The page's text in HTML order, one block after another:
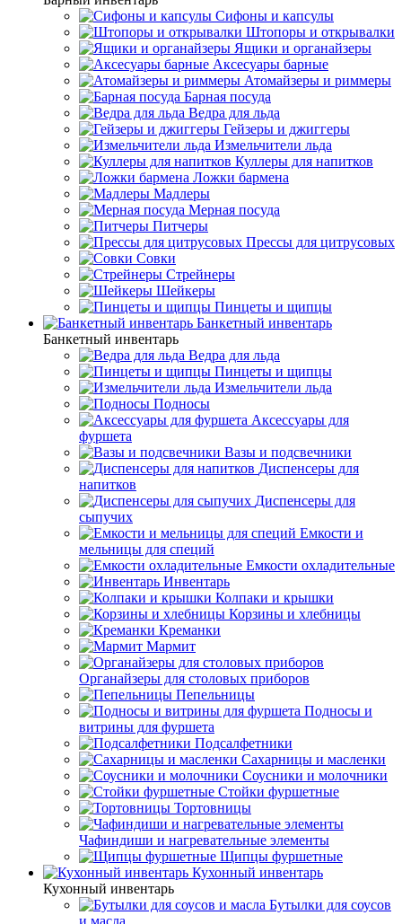
Сифоны и капсулы
Штопоры и открывалки
Ящики и органайзеры
Аксесуары барные
Атомайзеры и риммеры
Барная посуда
Ведра для льда
Гейзеры и джиггеры
Измельчители льда
Куллеры для напитков
Ложки бармена
Мадлеры
Мерная посуда
Питчеры
Прессы для цитрусовых
Совки
Стрейнеры
Шейкеры
Пинцеты и щипцы
Банкетный инвентарь
Банкетный инвентарь
Ведра для льда
Пинцеты и щипцы
Измельчители льда
Подносы
Аксессуары для
фуршета
Вазы и подсвечники
Диспенсеры для
напитков
Диспенсеры для
сыпучих
Емкости и
мельницы для специй
Емкости охладительные
Инвентарь
Колпаки и крышки
Корзины и хлебницы
Креманки
Мармит
Органайзеры для столовых приборов
Пепельницы
Подносы и
витрины для фуршета
Подсалфетники
Сахарницы и масленки
Соусники и молочники
Стойки фуршетные
Тортовницы
Чафиндиши и нагревательные элементы
Щипцы фуршетные
Кухонный инвентарь
Кухонный инвентарь
Бутылки для соусов
и масла